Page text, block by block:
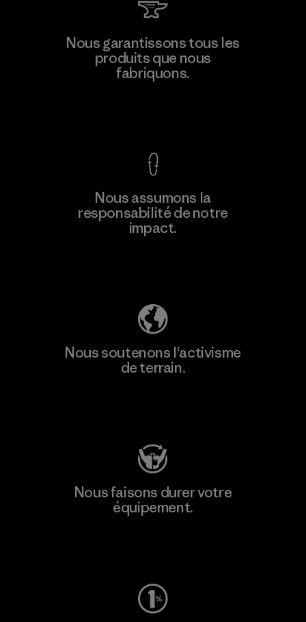
Hirdaramani Industries (Pvt)
Ltd. - Kahathuduwa
Nous garantissons tous les
produits que nous
fabriquons.
Nous assumons la
responsabilité de notre
impact.
Nous soutenons l'activisme
de terrain.
Nous faisons durer votre
équipement.